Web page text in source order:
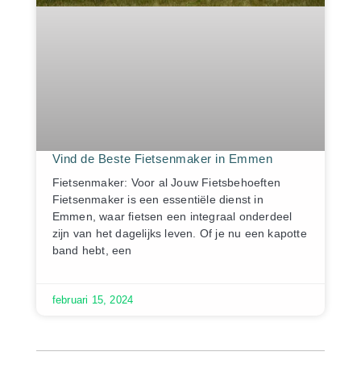
Vind de Beste Fietsenmaker in Emmen
Fietsenmaker: Voor al Jouw Fietsbehoeften
Fietsenmaker is een essentiële dienst in
Emmen, waar fietsen een integraal onderdeel
zijn van het dagelijks leven. Of je nu een kapotte
band hebt, een
februari 15, 2024